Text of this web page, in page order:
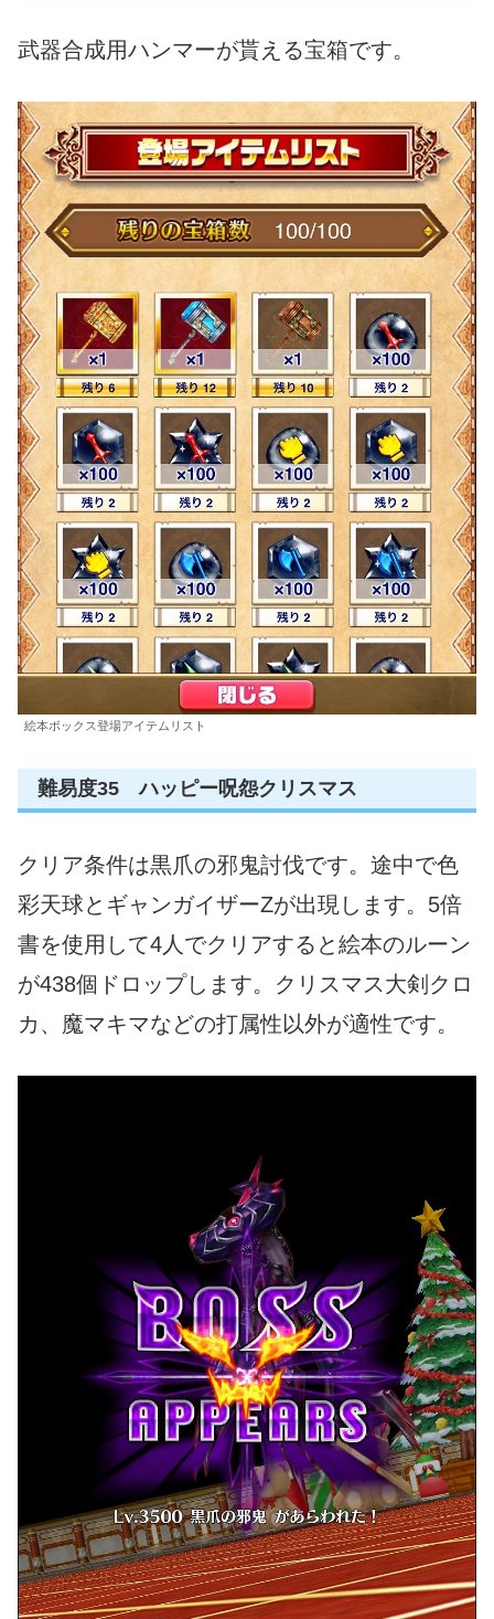
武器合成用ハンマーが貰える宝箱です。
絵本ボックス登場アイテムリスト
難易度35 ハッピー呪怨クリスマス
クリア条件は黒爪の邪鬼討伐です。途中で色
彩天球とギャンガイザーZが出現します。5倍
書を使用して4人でクリアすると絵本のルーン
が438個ドロップします。クリスマス大剣クロ
カ、魔マキマなどの打属性以外が適性です。